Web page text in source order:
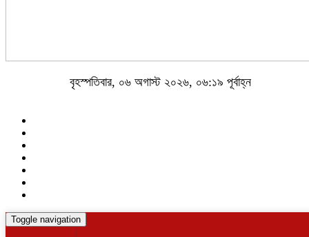
বৃহস্পতিবার, ০৬ অগাস্ট ২০২৬, ০৬:১৯ পূর্বাহ্ন
Toggle navigation